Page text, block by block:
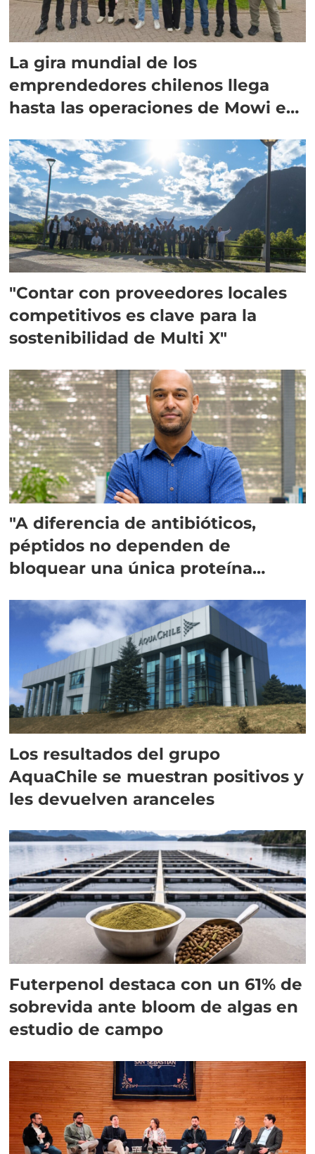
La gira mundial de los
emprendedores chilenos llega
hasta las operaciones de Mowi en
"Contar con proveedores locales
competitivos es clave para la
sostenibilidad de Multi X"
"A diferencia de antibióticos,
péptidos no dependen de
bloquear una única proteína
Los resultados del grupo
AquaChile se muestran positivos y
les devuelven aranceles
Futerpenol destaca con un 61% de
sobrevida ante bloom de algas en
estudio de campo